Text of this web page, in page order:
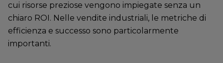
cui risorse preziose vengono impiegate senza un
chiaro ROI. Nelle vendite industriali, le metriche di
efficienza e successo sono particolarmente
importanti.